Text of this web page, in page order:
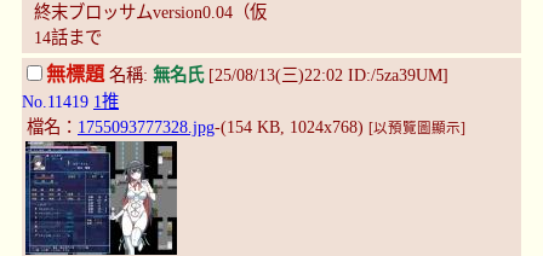
終末ブロッサムversion0.04（仮
14話まで
無標題 名稱: 無名氏[25/08/13(三)22:02 ID:/5za39UM]
No.11419 1推
檔名： 1755093777328.jpg-(154 KB, 1024x768) [以預覽圖顯示]